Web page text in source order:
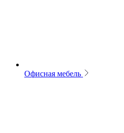
Офисная мебель